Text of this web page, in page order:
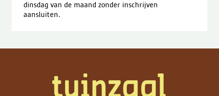
dinsdag van de maand zonder inschrijven
aansluiten.